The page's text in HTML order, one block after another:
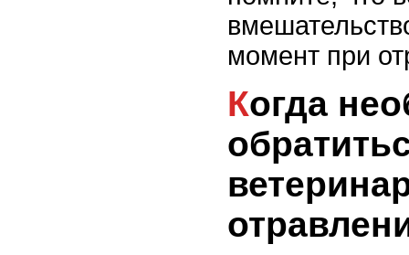
момент при
Когда необходимо